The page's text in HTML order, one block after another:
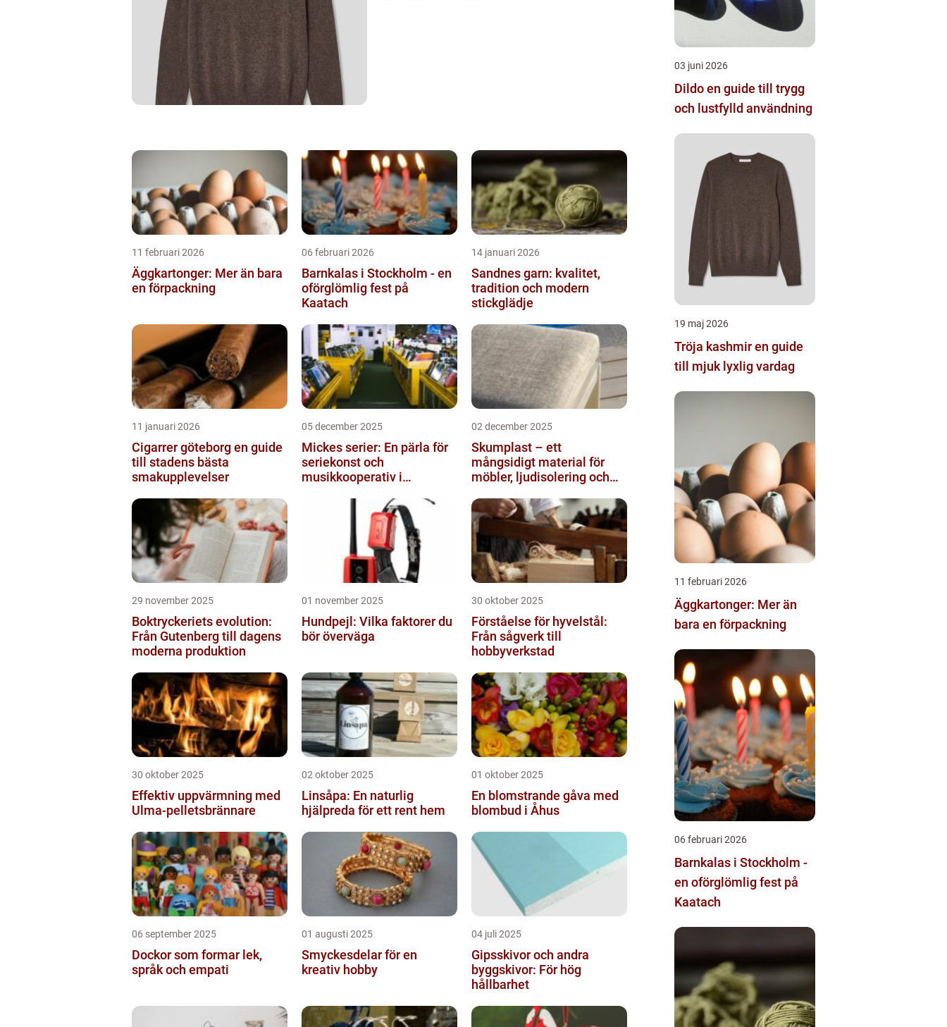
11 februari 2026
Äggkartonger: Mer än bara
en förpackning
06 februari 2026
Barnkalas i Stockholm - en
oförglömlig fest på
Kaatach
14 januari 2026
Sandnes garn: kvalitet,
tradition och modern
stickglädje
11 januari 2026
Cigarrer göteborg en guide
till stadens bästa
smakupplevelser
05 december 2025
Mickes serier: En pärla för
seriekonst och
musikkooperativ i
02 december 2025
Skumplast – ett
mångsidigt material för
möbler, ljudisolering och
29 november 2025
Boktryckeriets evolution:
Från Gutenberg till dagens
moderna produktion
01 november 2025
Hundpejl: Vilka faktorer du
bör överväga
30 oktober 2025
Förståelse för hyvelstål:
Från sågverk till
hobbyverkstad
30 oktober 2025
Effektiv uppvärmning med
Ulma-pelletsbrännare
02 oktober 2025
Linsåpa: En naturlig
hjälpreda för ett rent hem
01 oktober 2025
En blomstrande gåva med
blombud i Åhus
06 september 2025
Dockor som formar lek,
språk och empati
01 augusti 2025
Smyckesdelar för en
kreativ hobby
04 juli 2025
Gipsskivor och andra
byggskivor: För hög
hållbarhet
03 juni 2026
Dildo en guide till trygg
och lustfylld användning
19 maj 2026
Tröja kashmir en guide
till mjuk lyxlig vardag
11 februari 2026
Äggkartonger: Mer än
bara en förpackning
06 februari 2026
Barnkalas i Stockholm -
en oförglömlig fest på
Kaatach